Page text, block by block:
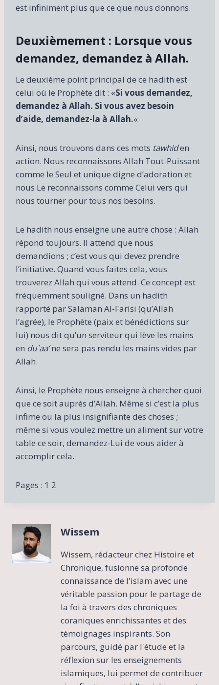
est infiniment plus que ce que nous donnons.
Deuxièmement : Lorsque vous
demandez, demandez à Allah.
Le deuxième point principal de ce hadith est
celui où le Prophète dit : «Si vous demandez,
demandez à Allah. Si vous avez besoin
d’aide, demandez-la à Allah.«
Ainsi, nous trouvons dans ces mots tawhiden
action. Nous reconnaissons Allah Tout-Puissant
comme le Seul et unique digne d’adoration et
nous Le reconnaissons comme Celui vers qui
nous tourner pour tous nos besoins.
Le hadith nous enseigne une autre chose : Allah
répond toujours. Il attend que nous
demandions ; c’est vous qui devez prendre
l’initiative. Quand vous faites cela, vous
trouverez Allah qui vous attend. Ce concept est
fréquemment souligné. Dans un hadith
rapporté par Salaman Al-Farisi (qu’Allah
l’agrée), le Prophète (paix et bénédictions sur
lui) nous dit qu’un serviteur qui lève les mains
en du`aa’ne sera pas rendu les mains vides par
Allah.
Ainsi, le Prophète nous enseigne à chercher quoi
que ce soit auprès d’Allah. Même si c’est la plus
infime ou la plus insignifiante des choses ;
même si vous voulez mettre un aliment sur votre
table ce soir, demandez-Lui de vous aider à
accomplir cela.
Pages : 1 2
Wissem
Wissem, rédacteur chez Histoire et
Chronique, fusionne sa profonde
connaissance de l'islam avec une
véritable passion pour le partage de
la foi à travers des chroniques
coraniques enrichissantes et des
témoignages inspirants. Son
parcours, guidé par l'étude et la
réflexion sur les enseignements
islamiques, lui permet de contribuer